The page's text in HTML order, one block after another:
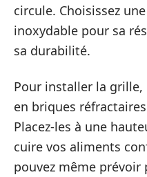
circule. Choisissez
inoxydable pour sa
sa durabilité.
Pour installer la
en briques
Placez-les à une
cuire vos aliments
pouvez même prévoir